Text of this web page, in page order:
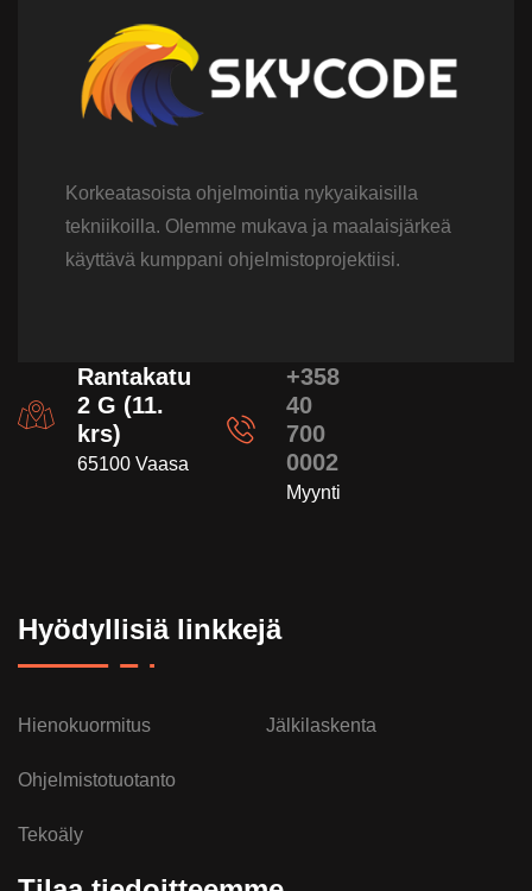
Korkeatasoista ohjelmointia nykyaikaisilla
tekniikoilla. Olemme mukava ja maalaisjärkeä
käyttävä kumppani ohjelmistoprojektiisi.
Rantakatu
2 G (11.
krs)
65100 Vaasa
+358
40
700
0002
Myynti
Hyödyllisiä linkkejä
Hienokuormitus
Ohjelmistotuotanto
Tekoäly
Jälkilaskenta